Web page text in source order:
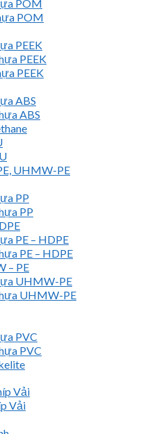
POM
POM
PEEK
PEEK
PEEK
ABS
ABS
UHMW-PE
PP
PP
PE – HDPE
PE – HDPE
– PE
UHMW-PE
UHMW-PE
PVC
PVC
Vải
Vải